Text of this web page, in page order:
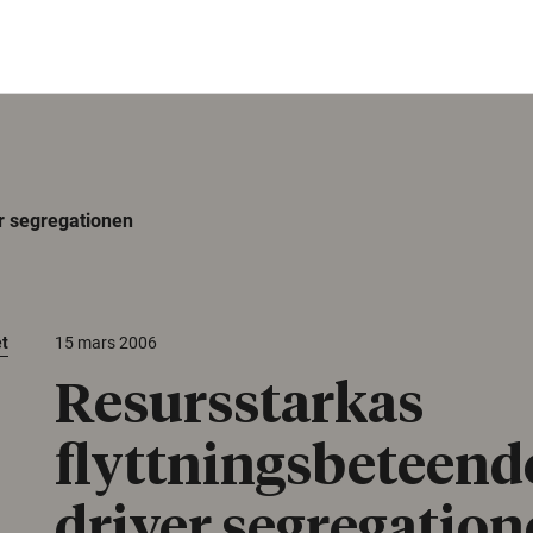
segregationen
15 mars 2006
Resursstarkas